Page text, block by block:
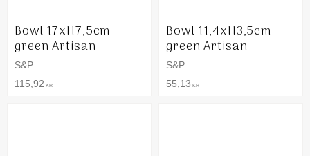
Bowl 17xH7,5cm
green Artisan
S&P
115,92 KR
Bowl 11,4xH3,5cm
green Artisan
S&P
55,13 KR